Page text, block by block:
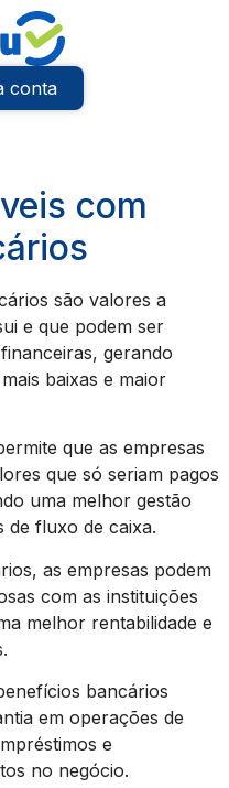
conta
com
são valores a
e que podem ser
gerando
baixas e maior
que as empresas
que só seriam pagos
uma melhor gestão
de fluxo de caixa.
as empresas podem
com as instituições
melhor rentabilidade e
bancários
em operações de
e
no negócio.